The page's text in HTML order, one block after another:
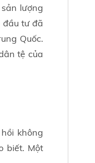
lượng
đầu tư đã
Quốc.
tệ của
không
biết. Một